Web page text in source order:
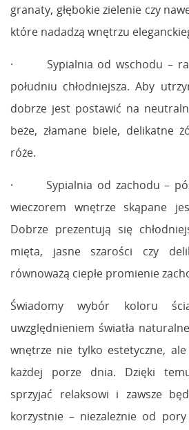
granaty, głębokie zielenie czy
które nadadzą wnętrzu
· Sypialnia od wschodu –
południu chłodniejsza. Aby
dobrze jest postawić na
beże, złamane biele, delikatne
róże.
· Sypialnia od zachodu –
wieczorem wnętrze skąpane
Dobrze prezentują się
mięta, jasne szarości czy
równoważą ciepłe promienie
Świadomy wybór koloru
uwzględnieniem światła
wnętrze nie tylko estetyczne,
każdej porze dnia. Dzięki
sprzyjać relaksowi i zawsze
korzystnie – niezależnie od